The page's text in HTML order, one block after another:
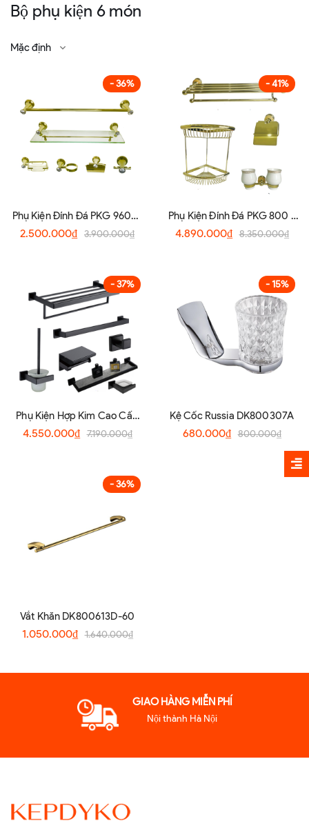
Bộ phụ kiện 6 món
Mặc định
- 36%
Phụ Kiện Đính Đá PKG 9600-
1
2.500.000₫ 3.900.000₫
- 41%
Phụ Kiện Đính Đá PKG 800 -
a
4.890.000₫ 8.350.000₫
- 37%
Phụ Kiện Hợp Kim Cao Cấp
PKG - 003BL
4.550.000₫ 7.190.000₫
- 15%
Kệ Cốc Russia DK800307A
680.000₫ 800.000₫
- 36%
Vắt Khăn DK800613D-60
1.050.000₫ 1.640.000₫
GIAO HÀNG MIỄN PHÍ
Nội thành Hà Nội